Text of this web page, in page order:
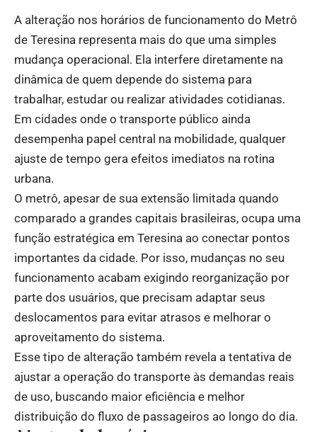
A alteração nos horários de funcionamento do Metrô
de Teresina representa mais do que uma simples
mudança operacional. Ela interfere diretamente na
dinâmica de quem depende do sistema para
trabalhar, estudar ou realizar atividades cotidianas.
Em cidades onde o transporte público ainda
desempenha papel central na mobilidade, qualquer
ajuste de tempo gera efeitos imediatos na rotina
urbana.
O metrô, apesar de sua extensão limitada quando
comparado a grandes capitais brasileiras, ocupa uma
função estratégica em Teresina ao conectar pontos
importantes da cidade. Por isso, mudanças no seu
funcionamento acabam exigindo reorganização por
parte dos usuários, que precisam adaptar seus
deslocamentos para evitar atrasos e melhorar o
aproveitamento do sistema.
Esse tipo de alteração também revela a tentativa de
ajustar a operação do transporte às demandas reais
de uso, buscando maior eficiência e melhor
distribuição do fluxo de passageiros ao longo do dia.